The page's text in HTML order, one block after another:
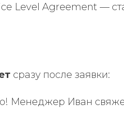
Level Agreement —
сразу после заявки:
Менеджер Иван